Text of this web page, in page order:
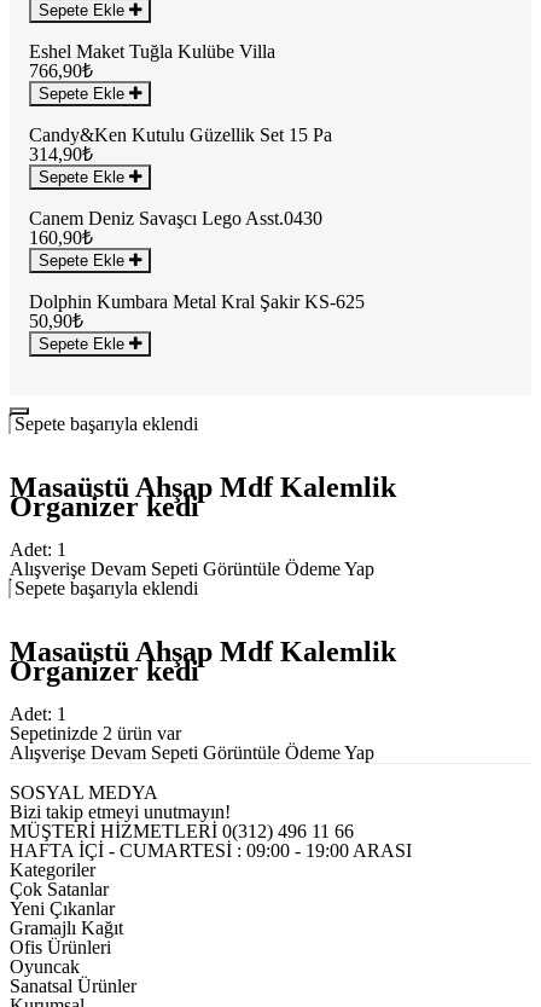
Sepete Ekle
Eshel Maket Tuğla Kulübe Villa
766,90₺
Sepete Ekle
Candy&Ken Kutulu Güzellik Set 15 Pa
314,90₺
Sepete Ekle
Canem Deniz Savaşcı Lego Asst.0430
160,90₺
Sepete Ekle
Dolphin Kumbara Metal Kral Şakir KS-625
50,90₺
Sepete Ekle
Sepete başarıyla eklendi
Masaüstü Ahşap Mdf Kalemlik
Organizer kedi
Adet: 1
Alışverişe Devam Sepeti Görüntüle Ödeme Yap
Sepete başarıyla eklendi
Masaüstü Ahşap Mdf Kalemlik
Organizer kedi
Adet: 1
Sepetinizde 2 ürün var
Alışverişe Devam Sepeti Görüntüle Ödeme Yap
SOSYAL MEDYA
Bizi takip etmeyi unutmayın!
MÜŞTERİ HİZMETLERİ 0(312) 496 11 66
HAFTA İÇİ - CUMARTESİ : 09:00 - 19:00 ARASI
Kategoriler
Çok Satanlar
Yeni Çıkanlar
Gramajlı Kağıt
Ofis Ürünleri
Oyuncak
Sanatsal Ürünler